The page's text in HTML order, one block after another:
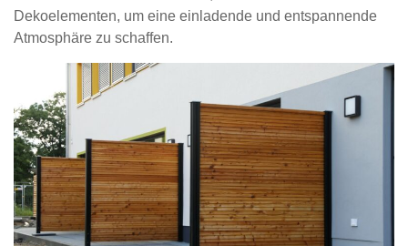
Dekoelementen, um eine einladende und entspannende
Atmosphäre zu schaffen.